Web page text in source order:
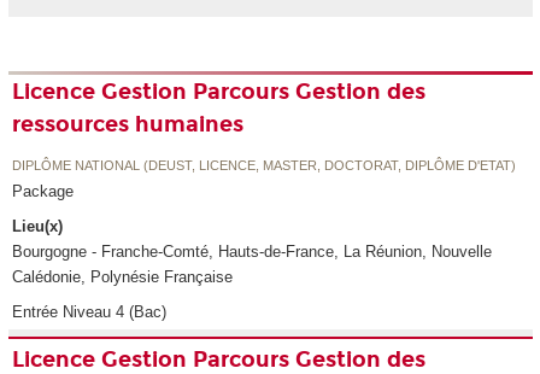
Licence Gestion Parcours Gestion des
ressources humaines
DIPLÔME NATIONAL (DEUST, LICENCE, MASTER, DOCTORAT, DIPLÔME D'ETAT)
Package
Lieu(x)
Bourgogne - Franche-Comté, Hauts-de-France, La Réunion, Nouvelle
Calédonie, Polynésie Française
Entrée Niveau 4 (Bac)
Licence Gestion Parcours Gestion des